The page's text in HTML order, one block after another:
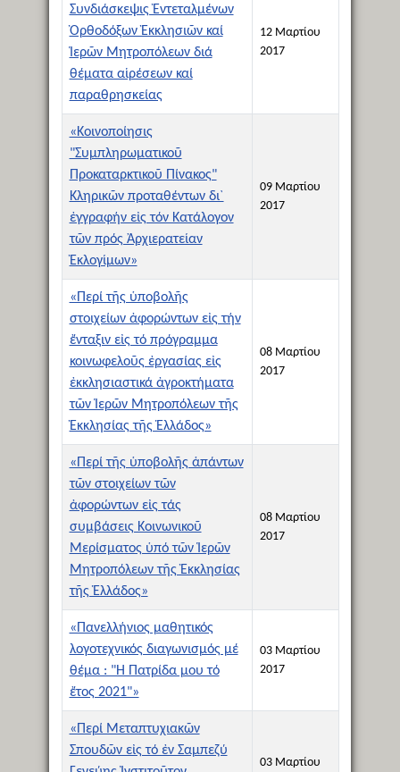
Συνδιάσκεψις Ἐντεταλμένων
Ὀρθοδόξων Ἐκκλησιῶν καί
Ἱερῶν Μητροπόλεων διά
θέματα αἱρέσεων καί
παραθρησκείας
12 Μαρτίου
2017
«Κοινοποίησις
"Συμπληρωματικοῦ
Προκαταρκτικοῦ Πίνακος"
Κληρικῶν προταθέντων δι`
ἐγγραφήν εἰς τόν Κατάλογον
τῶν πρός Ἀρχιερατείαν
Ἐκλογίμων»
09 Μαρτίου
2017
«Περί τῆς ὑποβολῆς
στοιχείων ἀφορώντων εἰς τήν
ἔνταξιν εἰς τό πρόγραμμα
κοινωφελοῦς ἐργασίας εἰς
ἐκκλησιαστικά ἀγροκτήματα
τῶν Ἱερῶν Μητροπόλεων τῆς
Ἐκκλησίας τῆς Ἑλλάδος»
08 Μαρτίου
2017
«Περί τῆς ὑποβολῆς ἁπάντων
τῶν στοιχείων τῶν
ἀφορώντων εἰς τάς
συμβάσεις Κοινωνικοῦ
Μερίσματος ὑπό τῶν Ἱερῶν
Μητροπόλεων τῆς Ἐκκλησίας
τῆς Ἑλλάδος»
08 Μαρτίου
2017
«Πανελλήνιος μαθητικός
λογοτεχνικός διαγωνισμός μέ
θέμα : "Ἡ Πατρίδα μου τό
ἔτος 2021"»
03 Μαρτίου
2017
«Περί Μεταπτυχιακῶν
Σπουδῶν εἰς τό ἐν Σαμπεζύ
03 Μαρτίου